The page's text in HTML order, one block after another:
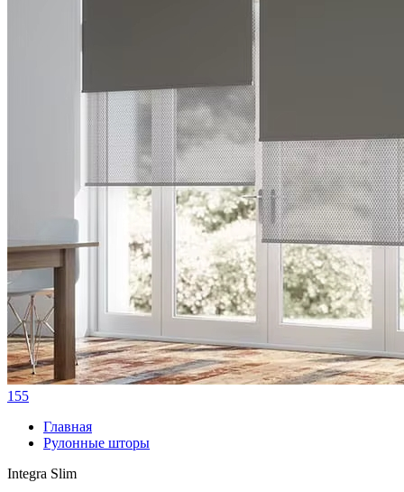
155
Главная
Рулонные шторы
Integra Slim